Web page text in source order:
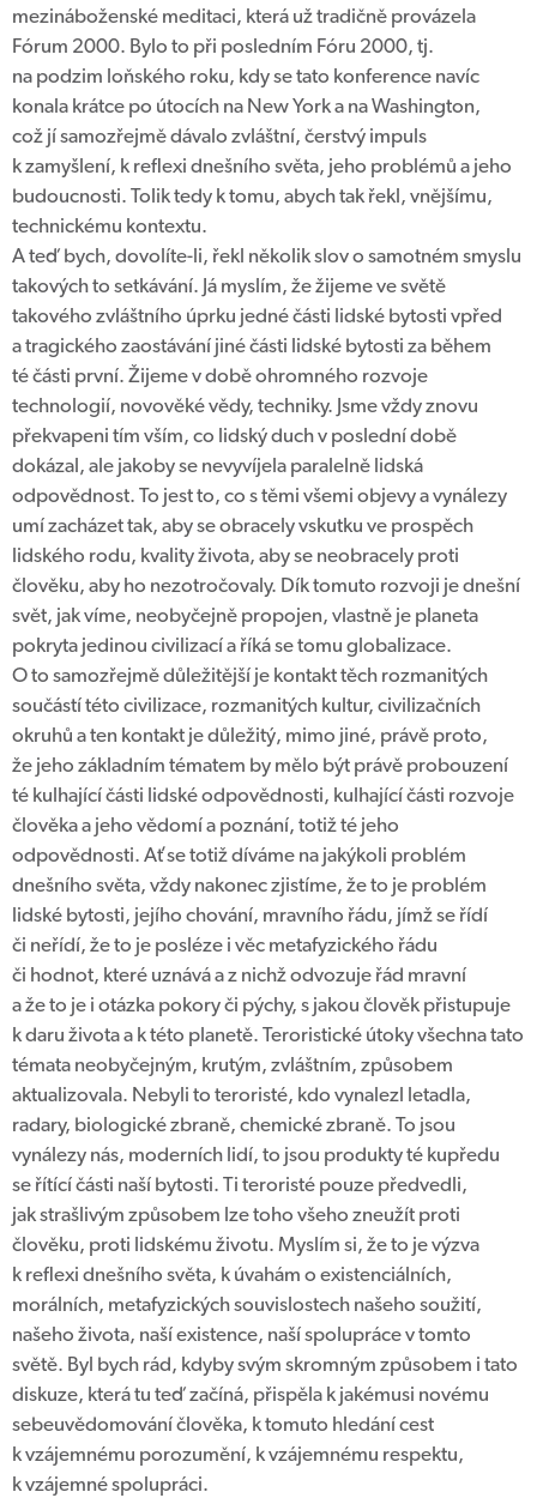
mezináboženské meditaci, která už tradičně provázela
Fórum 2000. Bylo to při posledním Fóru 2000, tj.
na podzim loňského roku, kdy se tato konference navíc
konala krátce po útocích na New York a na Washington,
což jí samozřejmě dávalo zvláštní, čerstvý impuls
k zamyšlení, k reflexi dnešního světa, jeho problémů a jeho
budoucnosti. Tolik tedy k tomu, abych tak řekl, vnějšímu,
technickému kontextu.
A teď bych, dovolíte-li, řekl několik slov o samotném smyslu
takových to setkávání. Já myslím, že žijeme ve světě
takového zvláštního úprku jedné části lidské bytosti vpřed
a tragického zaostávání jiné části lidské bytosti za během
té části první. Žijeme v době ohromného rozvoje
technologií, novověké vědy, techniky. Jsme vždy znovu
překvapeni tím vším, co lidský duch v poslední době
dokázal, ale jakoby se nevyvíjela paralelně lidská
odpovědnost. To jest to, co s těmi všemi objevy a vynálezy
umí zacházet tak, aby se obracely vskutku ve prospěch
lidského rodu, kvality života, aby se neobracely proti
člověku, aby ho nezotročovaly. Dík tomuto rozvoji je dnešní
svět, jak víme, neobyčejně propojen, vlastně je planeta
pokryta jedinou civilizací a říká se tomu globalizace.
O to samozřejmě důležitější je kontakt těch rozmanitých
součástí této civilizace, rozmanitých kultur, civilizačních
okruhů a ten kontakt je důležitý, mimo jiné, právě proto,
že jeho základním tématem by mělo být právě probouzení
té kulhající části lidské odpovědnosti, kulhající části rozvoje
člověka a jeho vědomí a poznání, totiž té jeho
odpovědnosti. Ať se totiž díváme na jakýkoli problém
dnešního světa, vždy nakonec zjistíme, že to je problém
lidské bytosti, jejího chování, mravního řádu, jímž se řídí
či neřídí, že to je posléze i věc metafyzického řádu
či hodnot, které uznává a z nichž odvozuje řád mravní
a že to je i otázka pokory či pýchy, s jakou člověk přistupuje
k daru života a k této planetě. Teroristické útoky všechna tato
témata neobyčejným, krutým, zvláštním, způsobem
aktualizovala. Nebyli to teroristé, kdo vynalezl letadla,
radary, biologické zbraně, chemické zbraně. To jsou
vynálezy nás, moderních lidí, to jsou produkty té kupředu
se řítící části naší bytosti. Ti teroristé pouze předvedli,
jak strašlivým způsobem lze toho všeho zneužít proti
člověku, proti lidskému životu. Myslím si, že to je výzva
k reflexi dnešního světa, k úvahám o existenciálních,
morálních, metafyzických souvislostech našeho soužití,
našeho života, naší existence, naší spolupráce v tomto
světě. Byl bych rád, kdyby svým skromným způsobem i tato
diskuze, která tu teď začíná, přispěla k jakémusi novému
sebeuvědomování člověka, k tomuto hledání cest
k vzájemnému porozumění, k vzájemnému respektu,
k vzájemné spolupráci.